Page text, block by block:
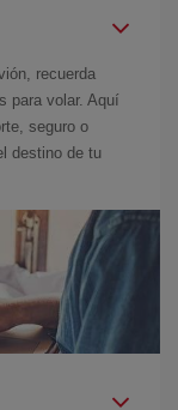
recuerda
para volar. Aquí
seguro o
destino de tu